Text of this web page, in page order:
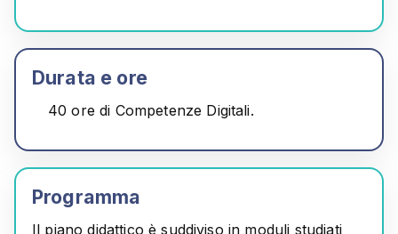
Durata e ore
40 ore di Competenze Digitali.
Programma
Il piano didattico è suddiviso in moduli studiati